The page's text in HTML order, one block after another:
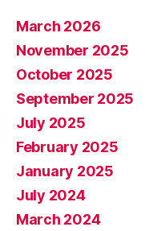
March 2026
November 2025
October 2025
September 2025
July 2025
February 2025
January 2025
July 2024
March 2024